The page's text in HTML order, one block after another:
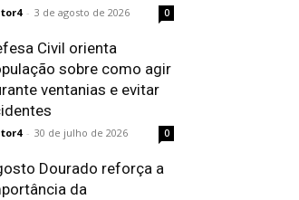
- 3 de agosto de 2026 0
Civil orienta
sobre como agir
ventanias e evitar
- 30 de julho de 2026 0
Dourado reforça a
da